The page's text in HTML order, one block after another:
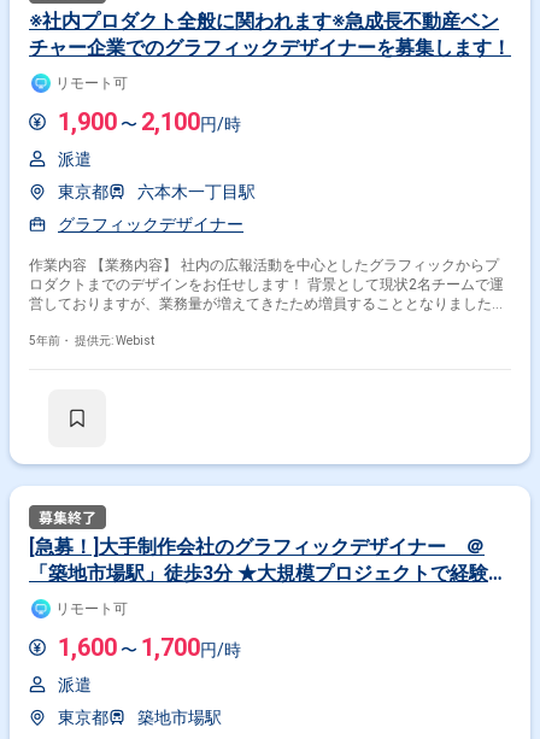
の他の曜日はリモート可能です。 PC貸与、回線、通信費の負担などはあ
りません。 ご自宅に作業可能なPCがあるかどうか、ご確認ください。
【PC】 Mac
※社内プロダクト全般に関われます※急成長不動産ベン
チャー企業でのグラフィックデザイナーを募集します！
リモート可
1,900 〜 2,100円/時
派遣
東京都
六本木一丁目駅
グラフィックデザイナー
作業内容 【業務内容】 社内の広報活動を中心としたグラフィックからプ
ロダクトまでのデザインをお任せします！ 背景として現状2名チームで運
営しておりますが、業務量が増えてきたため増員することとなりました。
サービスに関わる各種グラフィックデザインの企画・制作 ・コーポレート
ィレクション等 ★おすすめポイント★ 平面からロゴ、什器、プロダクト
ナルが多く在籍しており、 今後デザインスキルを伸ばしていきたい方には
おすすめの環境です！
5年前・ 提供元: Webist
[急募！]大手制作会社のグラフィックデザイナー ＠
「築地市場駅」徒歩3分 ★大規模プロジェクトで経験値
UP！★11時開始★
リモート可
1,600 〜 1,700円/時
派遣
東京都
築地市場駅
掛け合わせ条件で絞り込む
グラフィックデザイナー × 副業
その他開発言語・スキルから探す
3ds Max
その他の職種から探す
3Dデザイナー